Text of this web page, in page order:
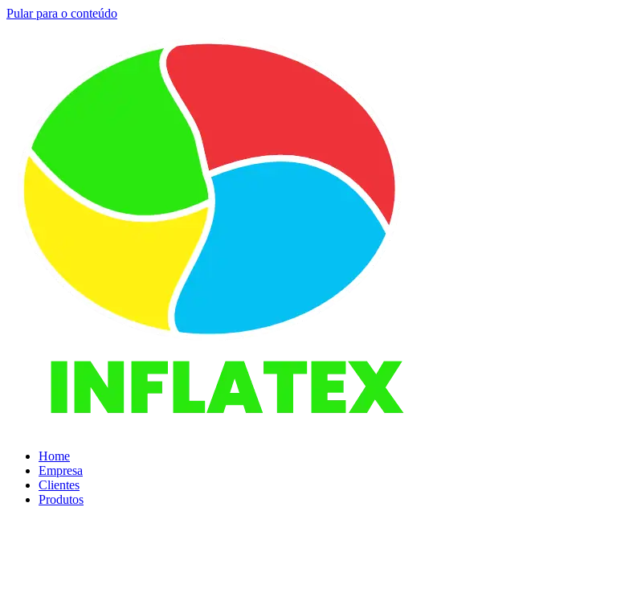
Pular para o conteúdo
Home
Empresa
Clientes
Produtos